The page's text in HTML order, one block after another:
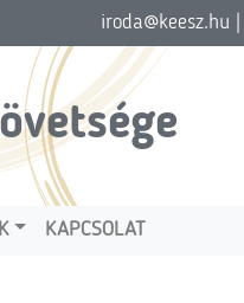
iroda@keesz.hu
KAPCSOLAT